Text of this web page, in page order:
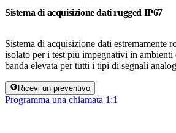
Sistema di acquisizione dati rugged IP67
Sistema di acquisizione dati estremamente
isolato per i test più impegnativi in
banda elevata per tutti i tipi di segnali
Ricevi un preventivo
Programma una chiamata 1:1